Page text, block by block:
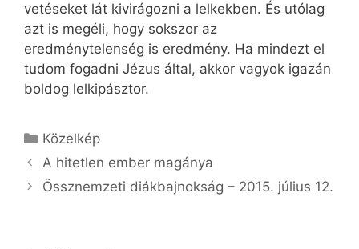
vetéseket lát kivirágozni a lelkekben. És utólag
azt is megéli, hogy sokszor az
eredménytelenség is eredmény. Ha mind­ezt el
tudom fogadni Jézus által, akkor vagyok igazán
boldog lelkipásztor.
Kategória
Közelkép
A hitetlen ember magánya
Össznemzeti diákbajnokság – 2015. július 12.